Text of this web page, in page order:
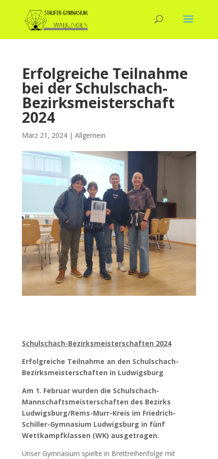
Erfolgreiche Teilnahme
bei der Schulschach-
Bezirksmeisterschaft
2024
März 21, 2024| Allgemein
Schulschach-Bezirksmeisterschaften 2024
Erfolgreiche Teilnahme an den Schulschach-
Bezirksmeisterschaften in Ludwigsburg
Am 1. Februar wurden die Schulschach-
Mannschaftsmeisterschaften des Bezirks
Ludwigsburg/Rems-Murr-Kreis im Friedrich-
Schiller-Gymnasium Ludwigsburg in fünf
Wettkampfklassen (WK) ausgetragen.
Unser Gymnasium spielte in Brettreihenfolge mit